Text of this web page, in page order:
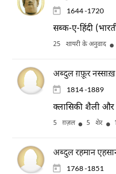
1644 -1720
सब्क-ए-हिंदी
25 शायरी के अनुवाद
अब्दुल ग़फ़ूर नस्साख़
1814 -1889
क्लासिकी शैली और
5 ग़ज़ल 5 शेर
अब्दुल रहमान
1768 -1851